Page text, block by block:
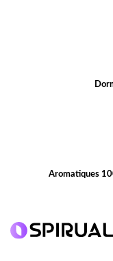
Aromatiques